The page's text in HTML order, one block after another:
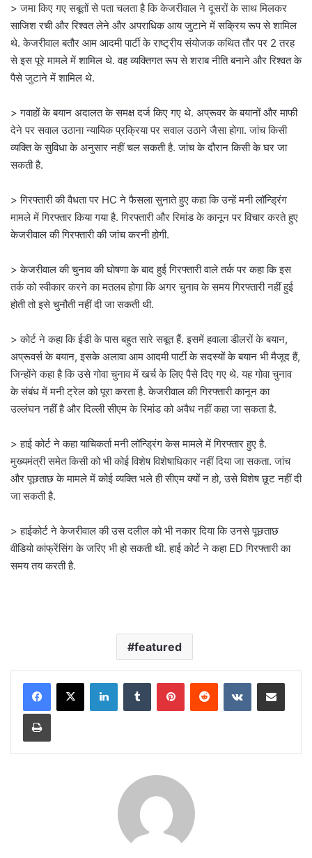
> जमा किए गए सबूतों से पता चलता है कि केजरीवाल ने दूसरों के साथ मिलकर
साजिश रची और रिश्वत लेने और अपराधिक आय जुटाने में सक्रिय रूप से शामिल
थे. केजरीवाल बतौर आम आदमी पार्टी के राष्ट्रीय संयोजक कथित तौर पर 2 तरह
से इस पूरे मामले में शामिल थे. वह व्यक्तिगत रूप से शराब नीति बनाने और रिश्वत के
पैसे जुटाने में शामिल थे.
> गवाहों के बयान अदालत के समक्ष दर्ज किए गए थे. अप्रूवर के बयानों और माफी
देने पर सवाल उठाना न्यायिक प्रक्रिया पर सवाल उठाने जैसा होगा. जांच किसी
व्यक्ति के सुविधा के अनुसार नहीं चल सकती है. जांच के दौरान किसी के घर जा
सकती है.
> गिरफ्तारी की वैधता पर HC ने फैसला सुनाते हुए कहा कि उन्हें मनी लॉन्ड्रिंग
मामले में गिरफ्तार किया गया है. गिरफ्तारी और रिमांड के कानून पर विचार करते हुए
केजरीवाल की गिरफ्तारी की जांच करनी होगी.
> केजरीवाल की चुनाव की घोषणा के बाद हुई गिरफ्तारी वाले तर्क पर कहा कि इस
तर्क को स्वीकार करने का मतलब होगा कि अगर चुनाव के समय गिरफ्तारी नहीं हुई
होती तो इसे चुनौती नहीं दी जा सकती थी.
> कोर्ट ने कहा कि ईडी के पास बहुत सारे सबूत हैं. इसमें हवाला डीलरों के बयान,
अप्रूवर्स के बयान, इसके अलावा आम आदमी पार्टी के सदस्यों के बयान भी मैजूद हैं,
जिन्होंने कहा है कि उसे गोवा चुनाव में खर्च के लिए पैसे दिए गए थे. यह गोवा चुनाव
के संबंध में मनी ट्रेल को पूरा करता है. केजरीवाल की गिरफ्तारी कानून का
उल्लंघन नहीं है और दिल्ली सीएम के रिमांड को अवैध नहीं कहा जा सकता है.
> हाई कोर्ट ने कहा याचिकर्ता मनी लॉन्ड्रिंग केस मामले में गिरफ्तार हुए है.
मुख्यमंत्री समेत किसी को भी कोई विशेष विशेषाधिकार नहीं दिया जा सकता. जांच
और पूछताछ के मामले में कोई व्यक्ति भले ही सीएम क्यों न हो, उसे विशेष छूट नहीं दी
जा सकती है.
> हाईकोर्ट ने केजरीवाल की उस दलील को भी नकार दिया कि उनसे पूछताछ
वीडियो कांफ्रेंसिंग के जरिए भी हो सकती थी. हाई कोर्ट ने कहा ED गिरफ्तारी का
समय तय करती है.
featured
LinkedInTumblr PinterestReddit VKontakteShare via Email
Print